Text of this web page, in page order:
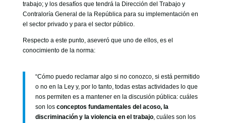
trabajo; y los desafíos que tendrá la Dirección del Trabajo y
Contraloría General de la República para su implementación en
el sector privado y para el sector público.
Respecto a este punto, aseveró que uno de ellos, es el
conocimiento de la norma:
“Cómo puedo reclamar algo si no conozco, si está permitido
o no en la Ley y, por lo tanto, todas estas actividades lo que
nos permiten es a mantener en la discusión pública: cuáles
son los conceptos fundamentales del acoso, la
discriminación y la violencia en el trabajo, cuáles son los